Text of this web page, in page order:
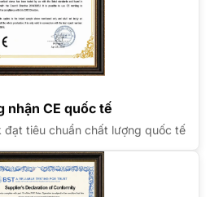
nhận CE quốc tế
đạt tiêu chuẩn chất lượng quốc tế